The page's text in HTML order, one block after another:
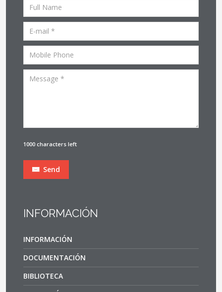
1000 characters left
Send
INFORMACIÓN
INFORMACIÓN
DOCUMENTACIÓN
BIBLIOTECA